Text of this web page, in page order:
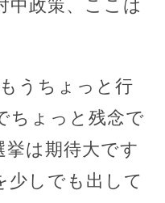
中政策、ここは
うちょっと行
ちょっと残念で
は期待大です
少しでも出して